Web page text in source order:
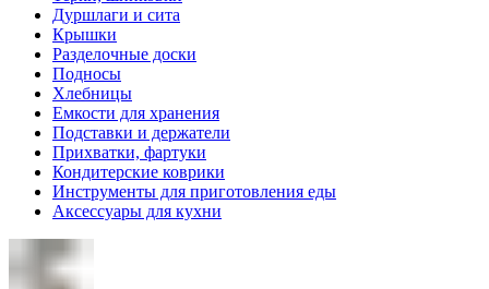
Дуршлаги и сита
Крышки
Разделочные доски
Подносы
Хлебницы
Емкости для хранения
Подставки и держатели
Прихватки, фартуки
Кондитерские коврики
Инструменты для приготовления еды
Аксессуары для кухни